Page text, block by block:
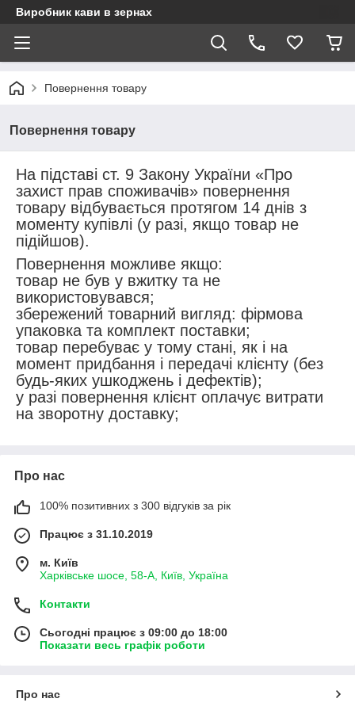
Виробник кави в зернах
Повернення товару
Повернення товару
На підставі ст. 9 Закону України «Про
захист прав споживачів» повернення
товару відбувається протягом 14 днів з
моменту купівлі (у разі, якщо товар не
підійшов).
Повернення можливе якщо:
товар не був у вжитку та не
використовувався;
збережений товарний вигляд: фірмова
упаковка та комплект поставки;
товар перебуває у тому стані, як і на
момент придбання і передачі клієнту (без
будь-яких ушкоджень і дефектів);
у разі повернення клієнт оплачує витрати
на зворотну доставку;
Про нас
100% позитивних з 300 відгуків за рік
Працює з 31.10.2019
м. Київ
Харківське шосе, 58-А, Київ, Україна
Контакти
Сьогодні працює з 09:00 до 18:00
Показати весь графік роботи
Про нас